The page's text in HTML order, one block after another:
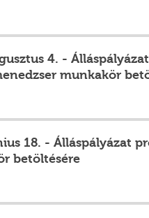
4. - Álláspályázat
munkakör
18. - Álláspályázat
betöltésére